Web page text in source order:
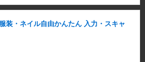
装・ネイル自由かんたん 入力・スキャ